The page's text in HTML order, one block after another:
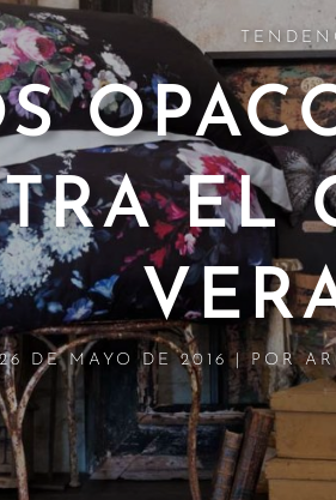
EL
26 DE MAYO DE 2016 | POR